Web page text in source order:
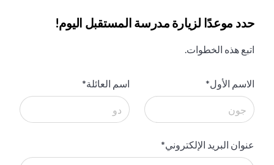
حدد موعدًا لزيارة مدرسة المستقبل اليوم!
اتبع هذه الخطوات.
الاسم الأول* اسم العائلة*
عنوان البريد الإلكتروني*